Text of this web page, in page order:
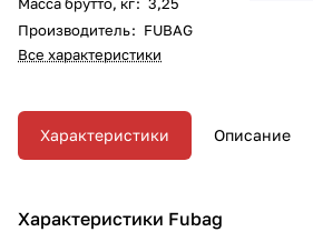
Производитель: FUBAG
Все характеристики
Характеристики Описание
Характеристики Fubag